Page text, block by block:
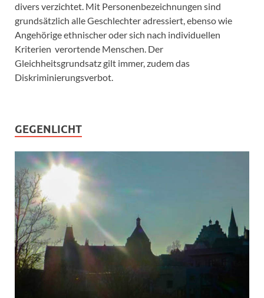
divers verzichtet. Mit Personenbezeichnungen sind
grundsätzlich alle Geschlechter adressiert, ebenso wie
Angehörige ethnischer oder sich nach individuellen
Kriterien verortende Menschen. Der
Gleichheitsgrundsatz gilt immer, zudem das
Diskriminierungsverbot.
GEGENLICHT